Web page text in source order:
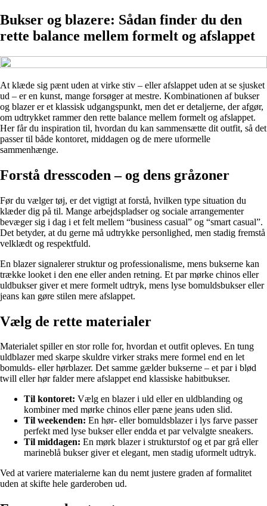
Bukser og blazere: Sådan finder du den
rette balance mellem formelt og afslappet
At klæde sig pænt uden at virke stiv – eller afslappet uden at se sjusket
ud – er en kunst, mange forsøger at mestre. Kombinationen af bukser
og blazer er et klassisk udgangspunkt, men det er detaljerne, der afgør,
om udtrykket rammer den rette balance mellem formelt og afslappet.
Her får du inspiration til, hvordan du kan sammensætte dit outfit, så det
passer til både kontoret, middagen og de mere uformelle
sammenhænge.
Forstå dresscoden – og dens gråzoner
Før du vælger tøj, er det vigtigt at forstå, hvilken type situation du
klæder dig på til. Mange arbejdspladser og sociale arrangementer
bevæger sig i dag i et felt mellem “business casual” og “smart casual”.
Det betyder, at du gerne må udtrykke personlighed, men stadig fremstå
velklædt og respektfuld.
En blazer signalerer struktur og professionalisme, mens bukserne kan
trække looket i den ene eller anden retning. Et par mørke chinos eller
uldbukser giver et mere formelt udtryk, mens lyse bomuldsbukser eller
jeans kan gøre stilen mere afslappet.
Vælg de rette materialer
Materialet spiller en stor rolle for, hvordan et outfit opleves. En tung
uldblazer med skarpe skuldre virker straks mere formel end en let
bomulds- eller hørblazer. Det samme gælder bukserne – et par i blød
twill eller hør falder mere afslappet end klassiske habitbukser.
Til kontoret: Vælg en blazer i uld eller en uldblanding og
kombiner med mørke chinos eller pæne jeans uden slid.
Til weekenden: En hør- eller bomuldsblazer i lys farve passer
perfekt med lyse bukser eller endda et par velvalgte sneakers.
Til middagen: En mørk blazer i strukturstof og et par grå eller
marineblå bukser giver et elegant, men stadig uformelt udtryk.
Ved at variere materialerne kan du nemt justere graden af formalitet
uden at skifte hele garderoben ud.